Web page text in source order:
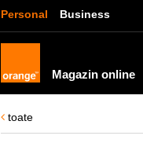
Personal Business
Magazin online
toate